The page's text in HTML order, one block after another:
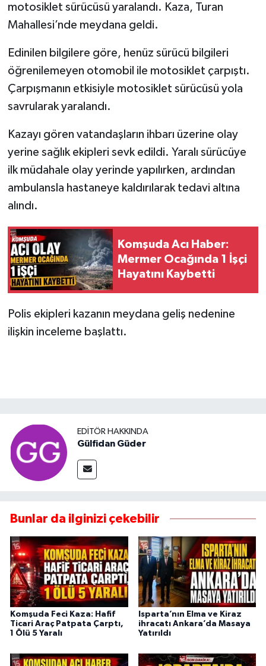
motosiklet sürücüsü yaralandı. Kaza, Turan
Mahallesi’nde meydana geldi.
Edinilen bilgilere göre, henüz sürücü bilgileri
öğrenilemeyen otomobil ile motosiklet çarpıştı.
Çarpışmanın etkisiyle motosiklet sürücüsü yola
savrularak yaralandı.
Kazayı gören vatandaşların ihbarı üzerine olay
yerine sağlık ekipleri sevk edildi. Yaralı sürücüye
ilk müdahale olay yerinde yapılırken, ardından
ambulansla hastaneye kaldırılarak tedavi altına
alındı.
Komşuda Acı Haber:
Mermer Ocağında 1 İşçi
Hayatını Kaybetti
Polis ekipleri kazanın meydana geliş nedenine
ilişkin inceleme başlattı.
EDITÖR HAKKINDA
Gülfidan Güder
Bunlar da ilginizi çekebilir
Komşuda Feci Kaza: Hafif
Ticari Araç Patpata Çarptı,
1 Ölü 5 Yaralı
Isparta’nın Elma ve Kiraz
ihracatı Ankara’da Masaya
Yatırıldı